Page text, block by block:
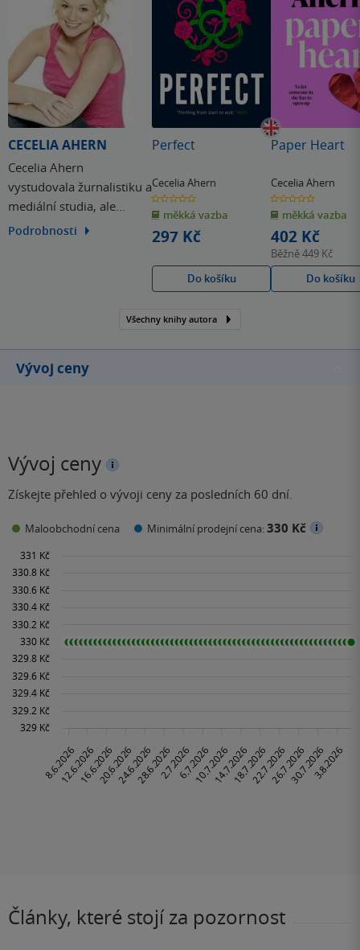
CECELIA AHERN
Cecelia Ahern
vystudovala žurnalistiku a
mediální studia, ale
odjakživa věděla, že její
Podrobnosti
Perfect
Cecelia Ahern
0.0
z
5
hvězdiček
měkká vazba
297 Kč
Do košíku
Paper Heart
Cecelia Ahern
0.0
z
5
hvězdiček
měkká vazba
402 Kč
Běžně449 Kč
Do košíku
Všechny knihy autora
Vývoj ceny
Vývoj ceny
Získejte přehled o vývoji ceny za posledních 60 dní.
Maloobchodní cena Minimální prodejní cena:330 Kč
Články, které stojí za pozornost